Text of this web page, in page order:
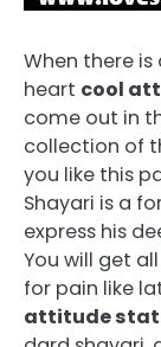
When there
heart cool
come out in
collection of
you like this
Shayari is a
express his
You will get
for pain like
attitude